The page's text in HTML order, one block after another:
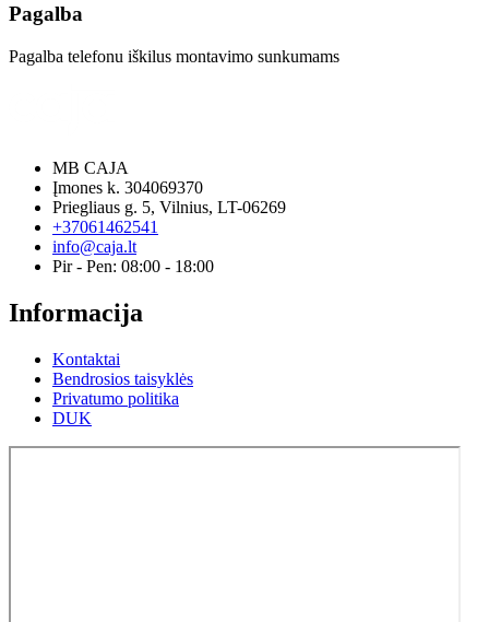
Pagalba
Pagalba telefonu iškilus montavimo sunkumams
MB CAJA
Įmones k. 304069370
Priegliaus g. 5, Vilnius, LT-06269
+37061462541
info@caja.lt
Pir - Pen: 08:00 - 18:00
Informacija
Kontaktai
Bendrosios taisyklės
Privatumo politika
DUK